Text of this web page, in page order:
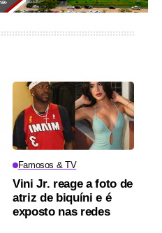
Famosos & TV
Vini Jr. reage a foto de
atriz de biquíni e é
exposto nas redes